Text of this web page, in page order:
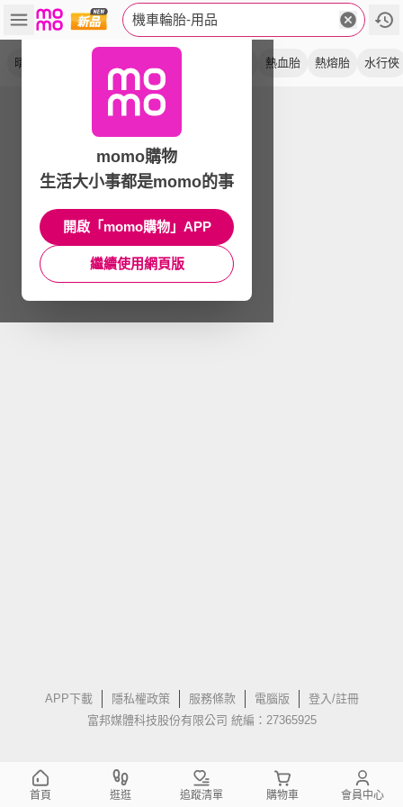
機車輪胎-用品
晴雨胎 熱血胎 熱熔胎 水行俠
APP下載 隱私權政策 服務條款 電腦版
登入/註冊
富邦媒體科技股份有限公司 統編：27365925
momo購物
生活大小事都是momo的事
開啟「momo購物」APP
繼續使用網頁版
首頁 逛逛 追蹤清單 購物車 會員中心